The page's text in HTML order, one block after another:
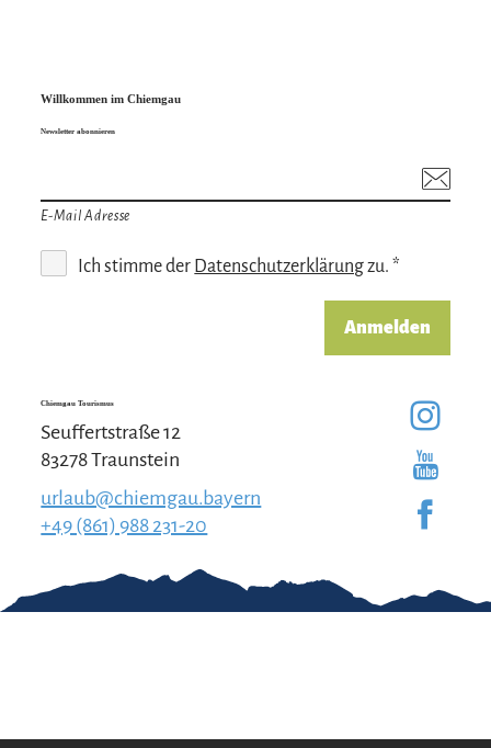
Willkommen im Chiemgau
Newsletter abonnieren
E-Mail Adresse
Ich stimme der Datenschutzerklärungzu. *
Anmelden
Chiemgau Tourismus
Seuffertstraße 12
83278 Traunstein
urlaub@chiemgau.bayern
+49 (861) 988 231-20